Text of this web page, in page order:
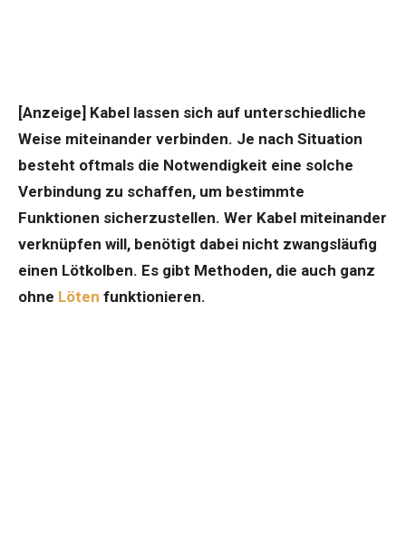
[Anzeige] Kabel lassen sich auf unterschiedliche
Weise miteinander verbinden. Je nach Situation
besteht oftmals die Notwendigkeit eine solche
Verbindung zu schaffen, um bestimmte
Funktionen sicherzustellen. Wer Kabel miteinander
verknüpfen will, benötigt dabei nicht zwangsläufig
einen Lötkolben. Es gibt Methoden, die auch ganz
ohne Löten funktionieren.